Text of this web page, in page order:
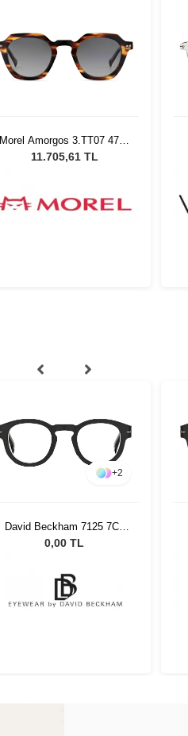
Morel Amorgos 3.TT07 4724
Unisex Güneş Gözlüğü
11.705,61 TL
+2
David Beckham 7125 7C5
4725 77240
0,00 TL